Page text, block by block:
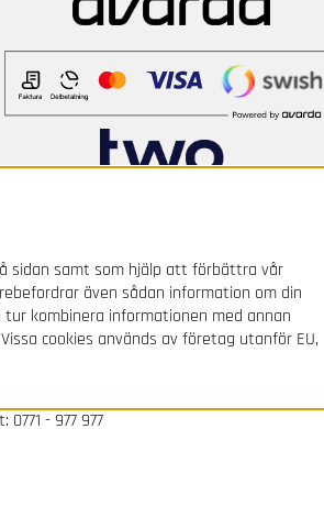
AB
- 977 977
sidan samt som hjälp att förbättra vår
även sådan information om din
kombinera informationen med annan
cookies används av företag utanför EU,